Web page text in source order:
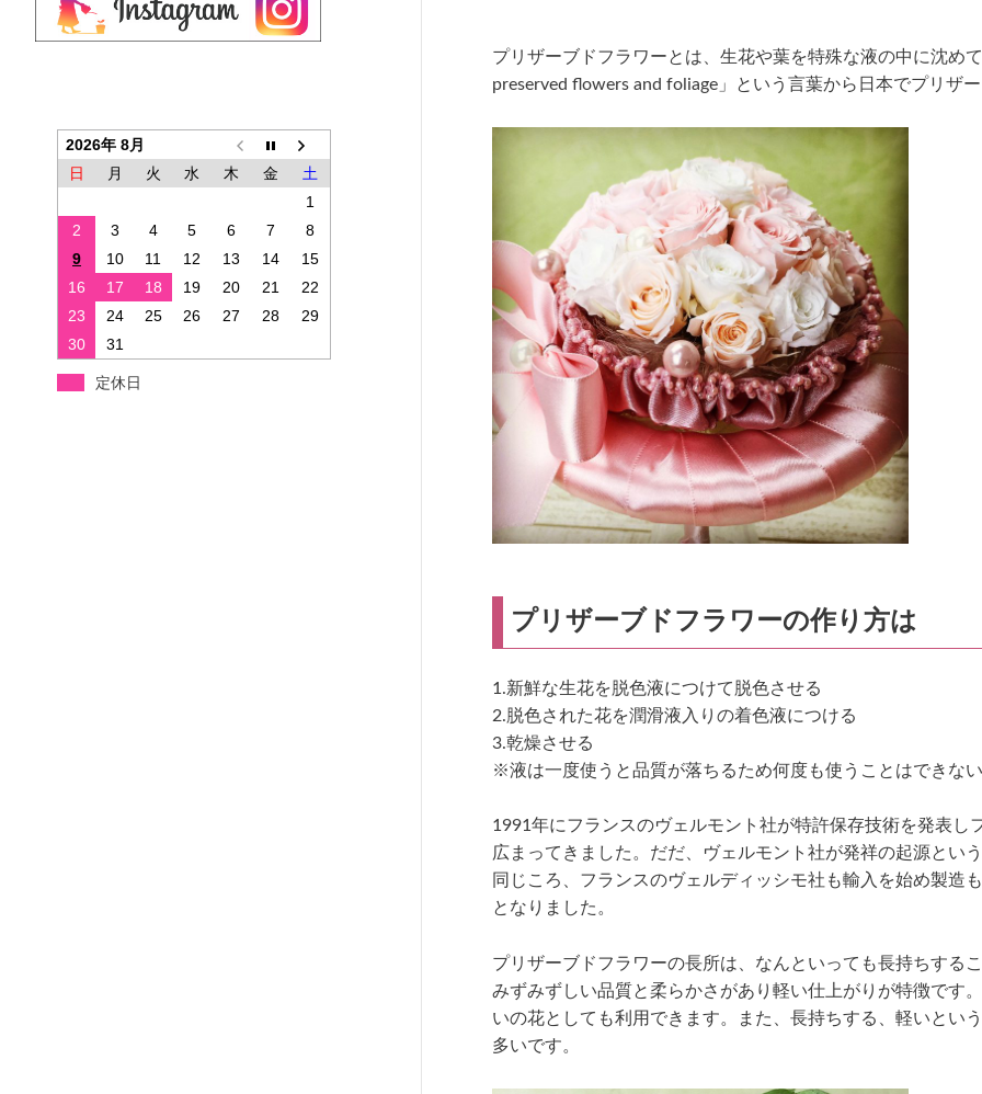
プリザーブドフラワーとは、生花や葉を特殊な液の中に沈め
preserved flowers and foliage」という言葉から日本でプリザ
プリザーブドフラワーの作り方は
1.新鮮な生花を脱色液につけて脱色させる
2.脱色された花を潤滑液入りの着色液につける
3.乾燥させる
※液は一度使うと品質が落ちるため何度も使うことはできない
1991年にフランスのヴェルモント社が特許保存技術を発表
広まってきました。だだ、ヴェルモント社が発祥の起源とい
同じころ、フランスのヴェルディッシモ社も輸入を始め製造
となりました。
プリザーブドフラワーの長所は、なんといっても長持ちする
みずみずしい品質と柔らかさがあり軽い仕上がりが特徴です
いの花としても利用できます。また、長持ちする、軽いとい
多いです。
2026年 8月
日
月 火 水 木 金
土
1
2
3 4 5 6 7
8
9
10 11 12 13 14
15
16
17 18 19 20 21
22
23
24 25 26 27 28
29
30
31
定休日